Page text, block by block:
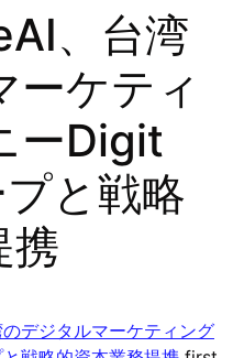
、台湾
ーケティ
ーDigit
と戦略
携
デジタルマーケティング